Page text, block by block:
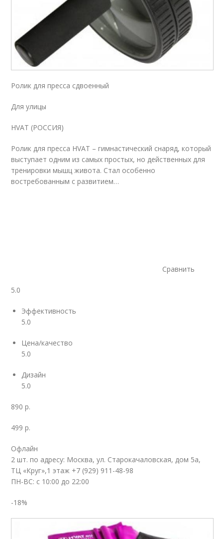
Ролик для пресса сдвоенный
Для улицы
HVAT (РОССИЯ)
Ролик для пресса HVAT – гимнастический снаряд, который
выступает одним из самых простых, но действенных для
тренировки мышц живота. Стал особенно
востребованным с развитием…
Сравнить
5.0
Эффективность
5.0
Цена/качество
5.0
Дизайн
5.0
890 р.
499 р.
Офлайн
2 шт. по адресу: Москва, ул. Старокачаловская, дом 5а,
ТЦ «Круг»,1 этаж +7 (929) 911-48-98
ПН-ВС: с 10:00 до 22:00
-18%